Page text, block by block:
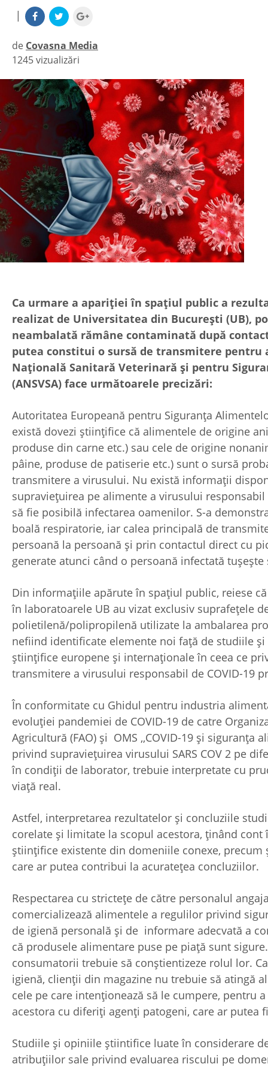
|
de Covasna Media
|
1245 vizualizări
Ca urmare a apariției în spațiul public a
realizat de Universitatea din București (UB),
neambalată rămâne contaminată după
putea constitui o sursă de transmitere pentru
Națională Sanitară Veterinară și pentru
(ANSVSA) face următoarele precizări:
Autoritatea Europeană pentru Siguranța
există dovezi științifice că alimentele de origine
produse din carne etc.) sau cele de origine
pâine, produse de patiserie etc.) sunt o sursă
transmitere a virusului. Nu există informații
supraviețuirea pe alimente a virusului responsabil
să fie posibilă infectarea oamenilor. S-a
boală respiratorie, iar calea principală de
persoană la persoană și prin contactul direct cu
generate atunci când o persoană infectată tușește
Din informațiile apărute în spațiul public, reiese
în laboratoarele UB au vizat exclusiv suprafețele
polietilenă/polipropilenă utilizate la ambalarea
nefiind identificate elemente noi față de studiile
științifice europene și internaționale în ceea ce
transmitere a virusului responsabil de COVID-19
În conformitate cu Ghidul pentru industria
evoluției pandemiei de COVID-19 de catre
Agricultură (FAO) și OMS ,,COVID-19 și siguranța
privind supraviețuirea virusului SARS COV 2 pe
în condiții de laborator, trebuie interpretate cu
viaţă real.
Astfel, interpretarea rezultatelor și concluziile
corelate și limitate la scopul acestora, ținând cont
științifice existente din domeniile conexe,
care ar putea contribui la acuratețea concluziilor.
Respectarea cu strictețe de către personalul
comercializează alimentele a regulilor privind
de igienă personală și de informare adecvată a
că produsele alimentare puse pe piață sunt
consumatorii trebuie să conștientizeze rolul lor.
igienă, clienții din magazine nu trebuie să atingă
cele pe care intenționează să le cumpere, pentru
acestora cu diferiți agenți patogeni, care ar putea
Studiile și opiniile știintifice luate în considerare
atribuțiilor sale privind evaluarea riscului pe